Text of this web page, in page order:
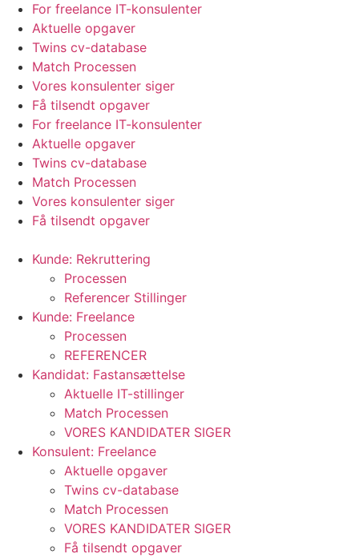
For freelance IT-konsulenter
Aktuelle opgaver
Twins cv-database
Match Processen
Vores konsulenter siger
Få tilsendt opgaver
For freelance IT-konsulenter
Aktuelle opgaver
Twins cv-database
Match Processen
Vores konsulenter siger
Få tilsendt opgaver
Kunde: Rekruttering
Processen
Referencer Stillinger
Kunde: Freelance
Processen
REFERENCER
Kandidat: Fastansættelse
Aktuelle IT-stillinger
Match Processen
VORES KANDIDATER SIGER
Konsulent: Freelance
Aktuelle opgaver
Twins cv-database
Match Processen
VORES KANDIDATER SIGER
Få tilsendt opgaver